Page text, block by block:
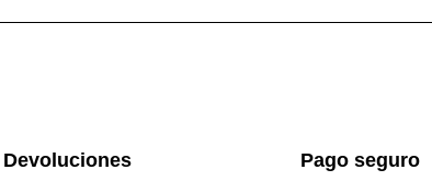
Pago seguro